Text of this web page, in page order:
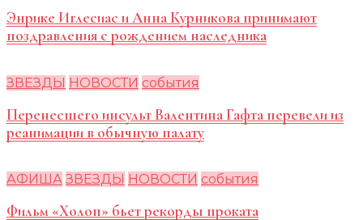
Энрике Иглесиас и Анна Курникова принимают
поздравления с рождением наследника
ЗВЕЗДЫ НОВОСТИ события
Перенесшего инсульт Валентина Гафта перевели из
реанимации в обычную палату
АФИША ЗВЕЗДЫ НОВОСТИ события
Фильм «Холоп» бьет рекорды проката